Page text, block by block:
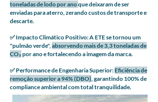
toneladas de lodo por anoque deixaram de ser
enviadas para aterro, zerando custos de transporte e
descarte.
✅ Impacto Climático Positivo: A ETE se tornou um
"pulmão verde",absorvendo mais de 3,3 toneladas de
CO₂por ano e fortalecendo a imagem da marca.
✅ Performance de Engenharia Superior:Eficiência de
remoção superior a 94% (DBO), garantindo 100% de
compliance ambiental com total tranquilidade.